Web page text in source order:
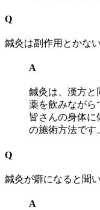
Q
鍼灸は副作用とかな
A
鍼灸は、漢方と
薬を飲みながら
皆さんの身体に
の施術方法です
Q
鍼灸が癖になると聞
A